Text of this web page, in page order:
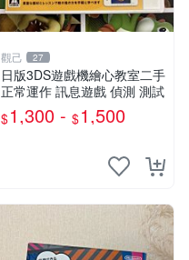
觀己 27
日版3DS遊戲機繪心教室二手
正常運作 訊息遊戲 偵測 測試
$1,300 - $1,500